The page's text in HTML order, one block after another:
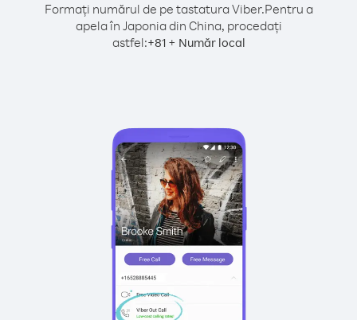
Formați numărul de pe tastatura Viber.Pentru a
apela în Japonia din China, procedați
astfel:+81+ Număr local